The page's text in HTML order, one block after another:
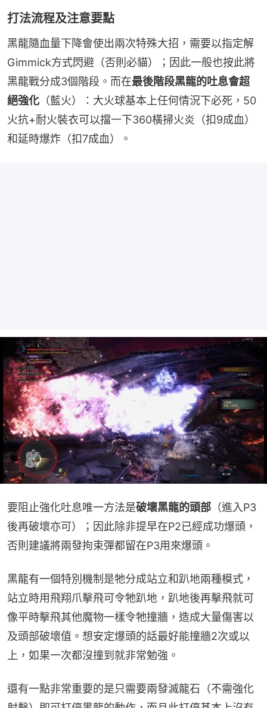
打法流程及注意要點
黑龍隨血量下降會使出兩次特殊大招，需要以指定解
Gimmick方式閃避（否則必貓）；因此一般也按此將
黑龍戰分成3個階段。而在最後階段黑龍的吐息會超
絕強化 （藍火）：大火球基本上任何情況下必死，50
火抗+耐火裝衣可以擋一下360橫掃火炎（扣9成血）
和延時爆炸（扣7成血）。
要阻止強化吐息唯一方法是破壞黑龍的頭部 （進入P3
後再破壞亦可）；因此除非提早在P2已經成功爆頭，
否則建議將兩發拘束彈都留在P3用來爆頭。
黑龍有一個特別機制是牠分成站立和趴地兩種模式，
站立時用飛翔爪擊飛可令牠趴地，趴地後再擊飛就可
像平時擊飛其他魔物一樣令牠撞牆，造成大量傷害以
及頭部破壞值。想安定爆頭的話最好能撞牆2次或以
上，如果一次都沒撞到就非常勉強。
還有一點非常重要的是只需要兩發滅龍石（不需強化